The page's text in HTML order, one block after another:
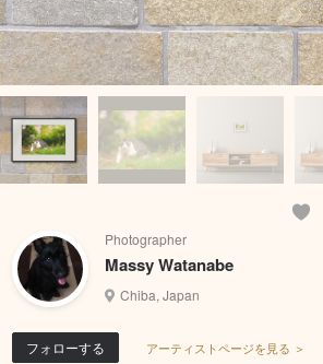
Photographer
Massy Watanabe
Chiba, Japan
フォローする アーティストページを見る ＞